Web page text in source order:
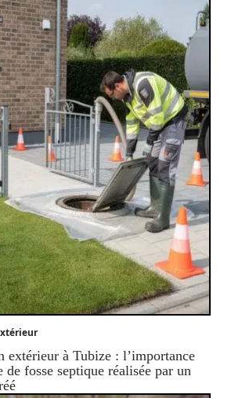
extérieur à Tubize : l’importance
de fosse septique réalisée par un